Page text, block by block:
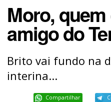
Moro,
amigo do
Brito vai fundo na
interina...
Compartilhar